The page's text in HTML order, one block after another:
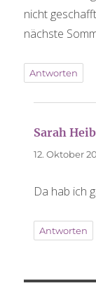
nicht
nächste
Antworten
Sarah Heib
12. Oktober
Da hab ich
Antworten